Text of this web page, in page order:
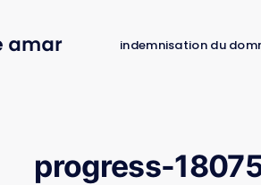
indemnisation du
progress-